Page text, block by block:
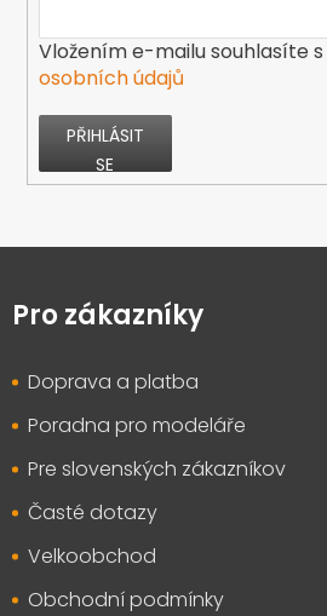
Vložením e-mailu souhlasíte s
osobních údajů
PŘIHLÁSIT
SE
pPro zákazníky
Doprava a platba
Poradna pro modeláře
Pre slovenských zákazníkov
Časté dotazy
Velkoobchod
Obchodní podmínky